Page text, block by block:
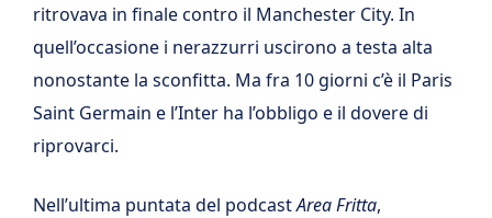
ritrovava in finale contro il Manchester City. In
quell’occasione i nerazzurri uscirono a testa alta
nonostante la sconfitta. Ma fra 10 giorni c’è il Paris
Saint Germain e l’Inter ha l’obbligo e il dovere di
riprovarci.
Nell’ultima puntata del podcastArea Fritta,